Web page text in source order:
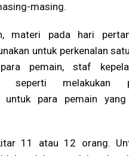
masing.
materi pada hari
untuk perkenalan
pemain, staf
seperti melakukan
untuk para pemain
11 atau 12 orang.